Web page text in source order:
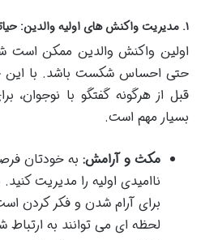
۱. مدیریت واکنش های اولیه والدین: حیاتی برای موفقیت گفتگو
اولین واکنش والدین ممکن است
حتی احساس شکست باشد. با این
قبل از هرگونه گفتگو با
بسیار مهم است.
مکث و آرامش: به خودتان
ناامیدی اولیه را مدیریت
برای آرام شدن و فکر کردن
لحظه ای می توانند به ارتباط